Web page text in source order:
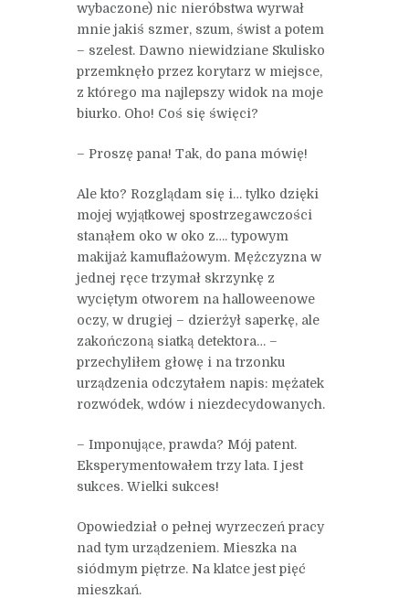
wybaczone) nic nieróbstwa wyrwał
mnie jakiś szmer, szum, świst a potem
– szelest. Dawno niewidziane Skulisko
przemknęło przez korytarz w miejsce,
z którego ma najlepszy widok na moje
biurko. Oho! Coś się święci?
– Proszę pana! Tak, do pana mówię!
Ale kto? Rozglądam się i… tylko dzięki
mojej wyjątkowej spostrzegawczości
stanąłem oko w oko z…. typowym
makijaż kamuflażowym. Mężczyzna w
jednej ręce trzymał skrzynkę z
wyciętym otworem na halloweenowe
oczy, w drugiej – dzierżył saperkę, ale
zakończoną siatką detektora… –
przechyliłem głowę i na trzonku
urządzenia odczytałem napis: mężatek
rozwódek, wdów i niezdecydowanych.
– Imponujące, prawda? Mój patent.
Eksperymentowałem trzy lata. I jest
sukces. Wielki sukces!
Opowiedział o pełnej wyrzeczeń pracy
nad tym urządzeniem. Mieszka na
siódmym piętrze. Na klatce jest pięć
mieszkań.